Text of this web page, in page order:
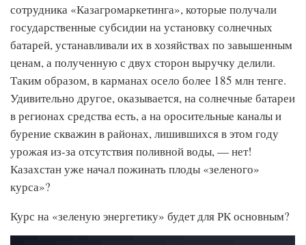
сотрудника «Казагромаркетинга», которые получали
государственные субсидии на установку солнечных
батарей, устанавливали их в хозяйствах по завышенным
ценам, а полученную с двух сторон выручку делили.
Таким образом, в карманах осело более 185 млн тенге.
Удивительно другое, оказывается, на солнечные батареи
в регионах средства есть, а на оросительные каналы и
бурение скважин в районах, лишившихся в этом году
урожая из-за отсутствия поливной воды, — нет!
Казахстан уже начал пожинать плоды «зеленого»
курса»?
Курс на «зеленую энергетику» будет для РК основным?